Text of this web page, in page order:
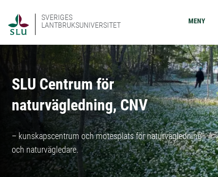
SVERIGES
LANTBRUKSUNIVERSITET
MENY
SLU Centrum för
naturvägledning, CNV
– kunskapscentrum och mötesplats för naturvägledning
och naturvägledare.